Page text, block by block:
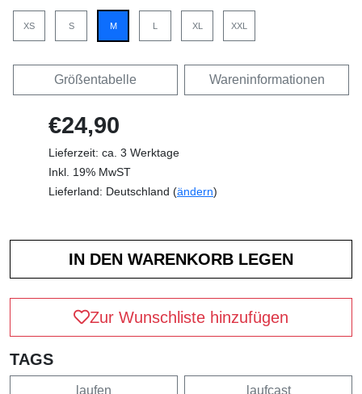
XS S M L XL XXL
Größentabelle Wareninformationen
€24,90
Lieferzeit: ca. 3 Werktage
Inkl. 19% MwST
Lieferland: Deutschland (ändern)
Zur Wunschliste hinzufügen
TAGS
laufen laufcast